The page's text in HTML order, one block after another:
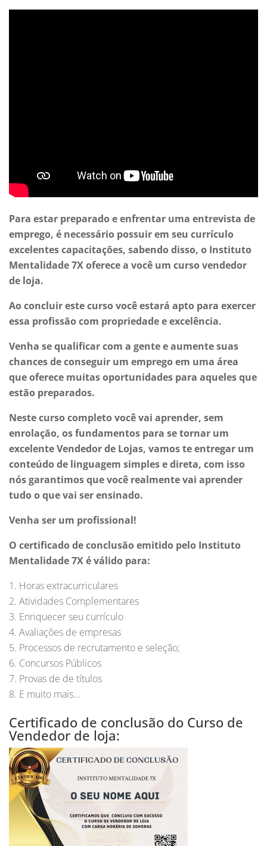
Para estar preparado e enfrentar uma entrevista de
emprego, é necessário possuir em seu currículo
excelentes capacitações, sabendo disso, o Instituto
Mentalidade 7X oferece a você um curso vendedor
de loja.
Ao concluir este curso você estará apto para exercer
essa profissão com propriedade e excelência.
Venha se qualificar com a gente e aumente suas
chances de conseguir um emprego em uma área
que oferece muitas oportunidades para aqueles que
estão preparados.
Neste curso completo você vai aprender, sem
enrolação, os fundamentos para se tornar um
excelente Vendedor de Lojas, vamos te entregar um
conteúdo de linguagem simples e direta, com isso
nós garantimos que você realmente vai aprender
tudo o que vai ser ensinado.
Venha ser um profissional!
O certificado de conclusão emitido pelo Instituto
Mentalidade 7X é válido para:
Horas extracurriculares
Atividades Complementares
Enriquecer seu currículo
Avaliações de empresas
Processos de recrutamento e seleção;
Concursos Públicos
Provas de de títulos
E muito mais…
Certificado de conclusão do Curso de
Vendedor de loja: